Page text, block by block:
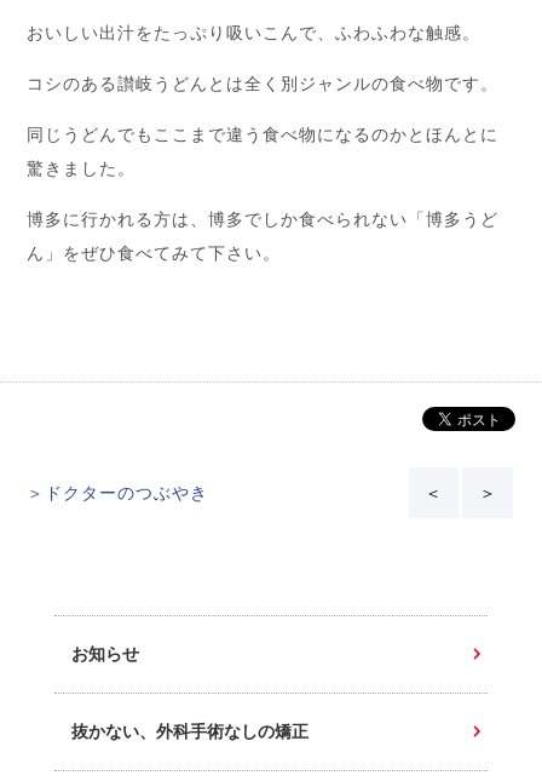
おいしい出汁をたっぷり吸いこんで、ふわふわな触感。
コシのある讃岐うどんとは全く別ジャンルの食べ物です。
同じうどんでもここまで違う食べ物になるのかとほんとに
驚きました。
博多に行かれる方は、博多でしか食べられない「博多うど
ん」をぜひ食べてみて下さい。
＞ドクターのつぶやき ＜ ＞
お知らせ
抜かない、外科手術なしの矯正